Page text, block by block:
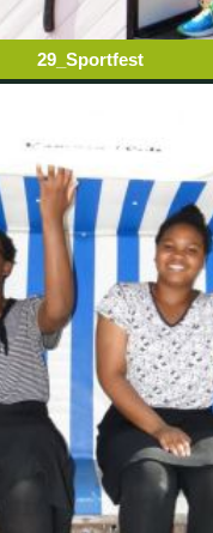
29_Sportfest